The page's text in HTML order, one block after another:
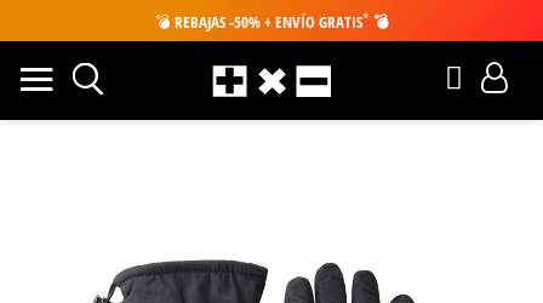
💣 REBAJAS -50% + ENVÍO GRATIS* 💣